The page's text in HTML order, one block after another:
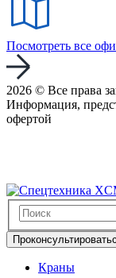
Посмотреть все
2026 © Все права
Информация,
офертой
Краны